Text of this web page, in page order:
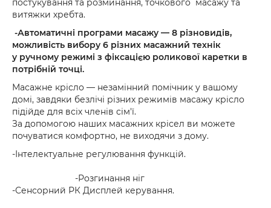
витяжки хребта.
-Автоматичні програми масажу — 8 різновидів,
можливість вибору 6 різних масажний технік
у ручному режимі з фіксацією роликової каретки в
потрібній точці.
Масажне крісло — незамінний помічник у вашому
домі, завдяки безлічі різних режимів масажу крісло
підійде для всіх членів сім'ї.
За допомогою наших масажних крісел ви можете
почуватися комфортно, не виходячи з дому.
-Інтелектуальне регулювання функцій.
-Розгинання ніг
-Сенсорний РК Дисплей керування.